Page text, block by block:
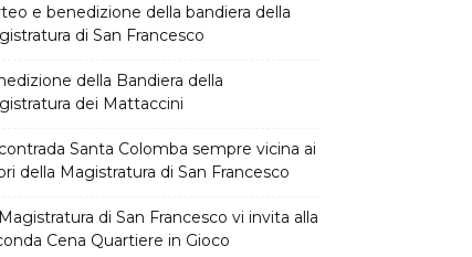
e benedizione della bandiera della
di San Francesco
della Bandiera della
dei Mattaccini
Santa Colomba sempre vicina ai
della Magistratura di San Francesco
di San Francesco vi invita alla
Cena Quartiere in Gioco